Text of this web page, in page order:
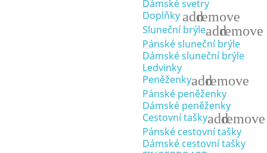
Dámské svetry
Doplňky addremove
Sluneční brýleaddremove
Pánské sluneční brýle
Dámské sluneční brýle
Ledvinky
Peněženkyaddremove
Pánské peněženky
Dámské peněženky
Cestovní taškyaddremove
Pánské cestovní tašky
Dámské cestovní tašky